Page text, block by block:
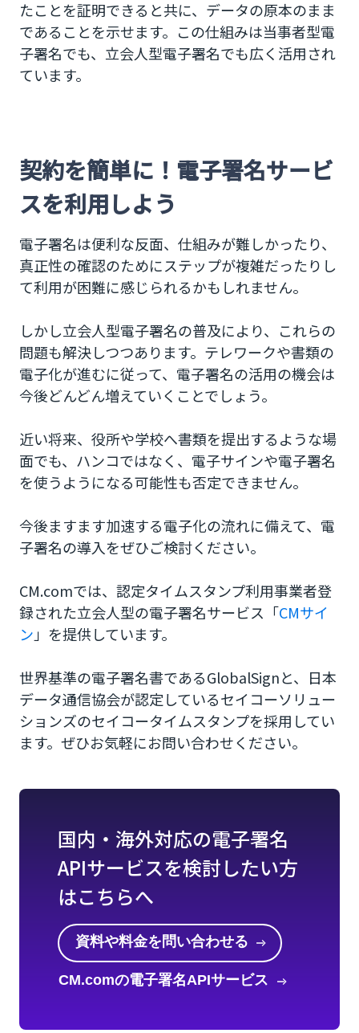
たことを証明できると共に、データの原本のまま
であることを示せます。この仕組みは当事者型電
子署名でも、立会人型電子署名でも広く活用され
ています。
契約を簡単に！電子署名サービ
スを利用しよう
電子署名は便利な反面、仕組みが難しかったり、
真正性の確認のためにステップが複雑だったりし
て利用が困難に感じられるかもしれません。
しかし立会人型電子署名の普及により、これらの
問題も解決しつつあります。テレワークや書類の
電子化が進むに従って、電子署名の活用の機会は
今後どんどん増えていくことでしょう。
近い将来、役所や学校へ書類を提出するような場
面でも、ハンコではなく、電子サインや電子署名
を使うようになる可能性も否定できません。
今後ますます加速する電子化の流れに備えて、電
子署名の導入をぜひご検討ください。
CM.comでは、認定タイムスタンプ利用事業者登
録された立会人型の電子署名サービス「CMサイ
ン 」を提供しています。
世界基準の電子署名書であるGlobalSignと、日本
データ通信協会が認定しているセイコーソリュー
ションズのセイコータイムスタンプを採用してい
ます。ぜひお気軽にお問い合わせください。
国内・海外対応の電子署名
APIサービスを検討したい方
はこちらへ
資料や料金を問い合わせる
CM.comの電子署名APIサービス